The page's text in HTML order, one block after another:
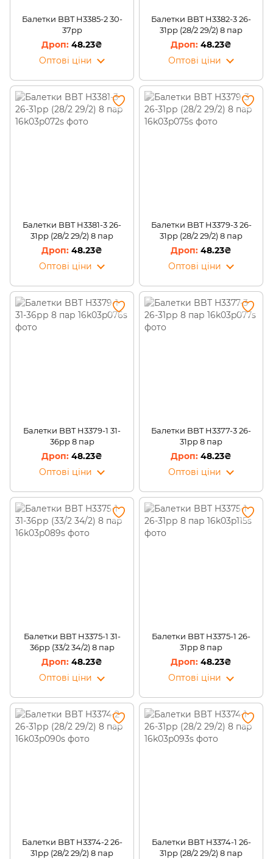
Балетки BBT H3385-2 30-
37рр
48.23₴
Оптові ціни
Балетки BBT H3382-3 26-
31рр (28/2 29/2) 8 пар
48.23₴
Оптові ціни
Балетки BBT H3381-3 26-
31рр (28/2 29/2) 8 пар
48.23₴
Оптові ціни
Балетки BBT H3379-3 26-
31рр (28/2 29/2) 8 пар
48.23₴
Оптові ціни
Балетки BBT H3379-1 31-
36рр 8 пар
48.23₴
Оптові ціни
Балетки BBT H3377-3 26-
31рр 8 пар
48.23₴
Оптові ціни
Балетки BBT H3375-1 31-
36рр (33/2 34/2) 8 пар
48.23₴
Оптові ціни
Балетки BBT H3375-1 26-
31рр 8 пар
48.23₴
Оптові ціни
Балетки BBT H3374-2 26-
31рр (28/2 29/2) 8 пар
Балетки BBT H3374-1 26-
31рр (28/2 29/2) 8 пар